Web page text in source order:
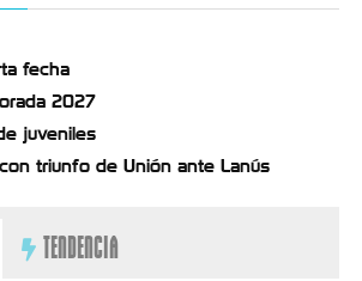
fecha
2027
juveniles
triunfo de Unión ante Lanús
TENDENCIA